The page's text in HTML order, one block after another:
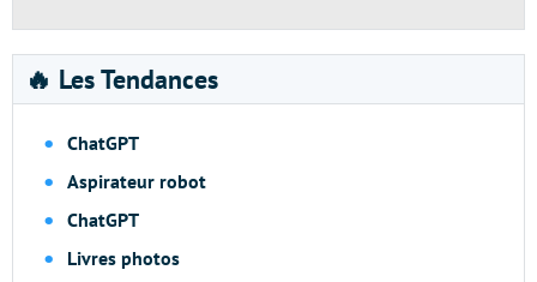
🔥 Les Tendances
ChatGPT
Aspirateur robot
ChatGPT
Livres photos